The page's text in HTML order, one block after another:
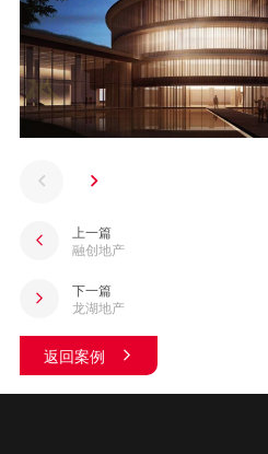
上一篇
融创地产
返回案例
下一篇
龙湖地产